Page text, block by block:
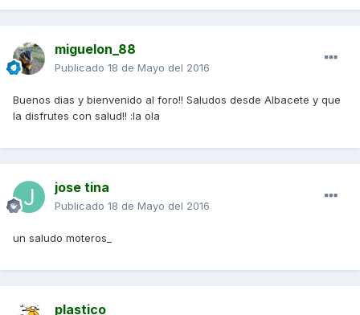
miguelon_88
Publicado 18 de Mayo del 2016
Buenos dias y bienvenido al foro!! Saludos desde Albacete y que
la disfrutes con salud!! :la ola
jose tina
Publicado 18 de Mayo del 2016
un saludo moteros_
plastico